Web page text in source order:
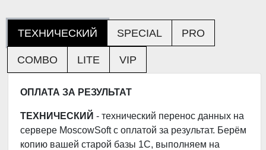
ТЕХНИЧЕСКИЙ SPECIAL PRO
COMBO LITE VIP
ОПЛАТА ЗА РЕЗУЛЬТАТ
ТЕХНИЧЕСКИЙ - технический перенос данных на
сервере MoscowSoft с оплатой за результат. Берём
копию вашей старой базы 1С, выполняем на